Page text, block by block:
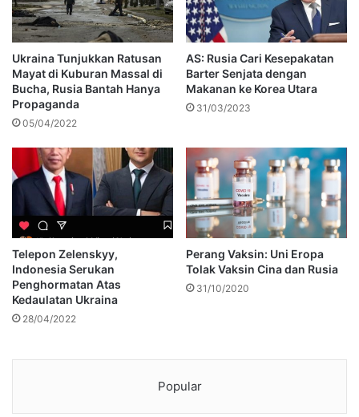
Ukraina Tunjukkan Ratusan
Mayat di Kuburan Massal di
Bucha, Rusia Bantah Hanya
Propaganda
05/04/2022
AS: Rusia Cari Kesepakatan
Barter Senjata dengan
Makanan ke Korea Utara
31/03/2023
Telepon Zelenskyy,
Indonesia Serukan
Penghormatan Atas
Kedaulatan Ukraina
28/04/2022
Perang Vaksin: Uni Eropa
Tolak Vaksin Cina dan Rusia
31/10/2020
Popular